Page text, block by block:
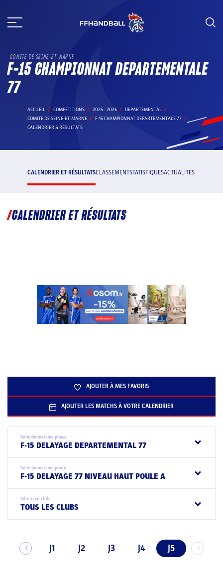
au
COMITE DE SEINE-ET-MARNE
F-15 CHAMPIONNAT DEPARTEMENTALE
77
ACCUEIL COMPÉTITIONS 2025 - 2026
DEPARTEMENTAL
COMITE DE SEINE-ET-MARNE
F-15 CHAMPIONNAT DEPARTEMENTALE 77
CALENDRIER & RÉSULTATS
CALENDRIER ET RÉSULTATSCLASSEMENTSTATISTIQUESACTUALITÉS
CALENDRIER ET RÉSULTATS
AJOUTER À MES FAVORIS
AJOUTER LES MATCHS À VOTRE CALENDRIER
Sélectionner une phase
F-15 DELAYAGE DEPARTEMENTAL 77
Sélectionner une poule
F-15 DELAYAGE 77 NIVEAU HAUT POULE A
Filtrer par club
TOUS LES CLUBS
J1 J2 J3 J4 J5